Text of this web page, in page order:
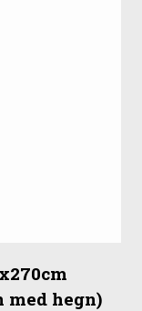
med hegn)